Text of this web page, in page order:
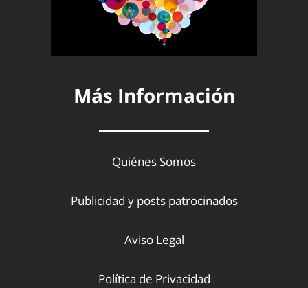
Más Información
Quiénes Somos
Publicidad y posts patrocinados
Aviso Legal
Política de Privacidad